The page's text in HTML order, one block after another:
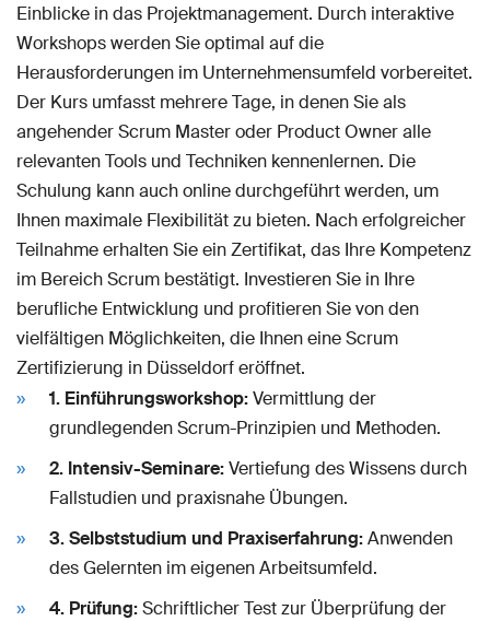
Einblicke in das Projektmanagement. Durch interaktive
Workshops werden Sie optimal auf die
Herausforderungen im Unternehmensumfeld vorbereitet.
Der Kurs umfasst mehrere Tage, in denen Sie als
angehender Scrum Master oder Product Owner alle
relevanten Tools und Techniken kennenlernen. Die
Schulung kann auch online durchgeführt werden, um
Ihnen maximale Flexibilität zu bieten. Nach erfolgreicher
Teilnahme erhalten Sie ein Zertifikat, das Ihre Kompetenz
im Bereich Scrum bestätigt. Investieren Sie in Ihre
berufliche Entwicklung und profitieren Sie von den
vielfältigen Möglichkeiten, die Ihnen eine Scrum
Zertifizierung in Düsseldorf eröffnet.
1. Einführungsworkshop:Vermittlung der
grundlegenden Scrum-Prinzipien und Methoden.
2. Intensiv-Seminare:Vertiefung des Wissens durch
Fallstudien und praxisnahe Übungen.
3. Selbststudium und Praxiserfahrung:Anwenden
des Gelernten im eigenen Arbeitsumfeld.
4. Prüfung:Schriftlicher Test zur Überprüfung der